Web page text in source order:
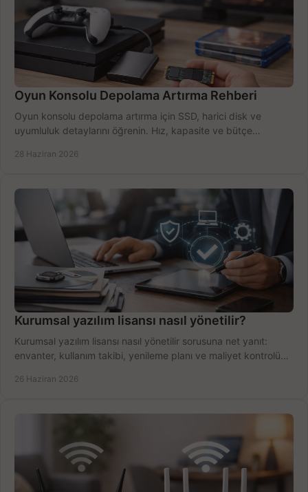
Oyun Konsolu Depolama Artırma Rehberi
Oyun konsolu depolama artırma için SSD, harici disk ve
uyumluluk detaylarını öğrenin. Hız, kapasite ve bütçe
28 Haziran 2026
Kurumsal yazılım lisansı nasıl yönetilir?
Kurumsal yazılım lisansı nasıl yönetilir sorusuna net yanıt:
envanter, kullanım takibi, yenileme planı ve maliyet kontrolü
26 Haziran 2026